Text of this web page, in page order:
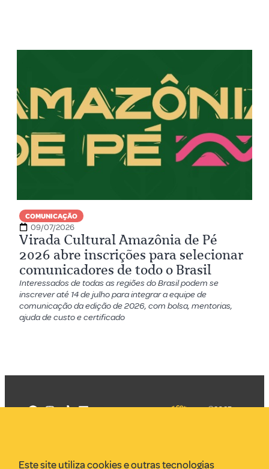
COMUNICAÇÃO
09/07/2026
Virada Cultural Amazônia de Pé
2026 abre inscrições para selecionar
comunicadores de todo o Brasil
Interessados de todas as regiões do Brasil podem se
inscrever até 14 de julho para integrar a equipe de
comunicação da edição de 2026, com bolsa, mentorias,
ajuda de custo e certificado
©2025
Este site utiliza cookies e outras tecnologias